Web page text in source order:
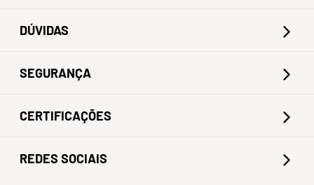
DÚVIDAS
SEGURANÇA
CERTIFICAÇÕES
REDES SOCIAIS